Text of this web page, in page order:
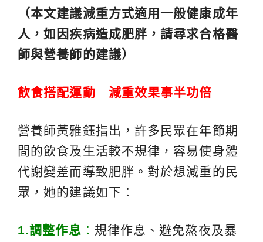
（本文建議減重方式適用一般健康成年
人，如因疾病造成肥胖，請尋求合格醫
師與營養師的建議）
飲食搭配運動 減重效果事半功倍
營養師黃雅鈺指出，許多民眾在年節期
間的飲食及生活較不規律，容易使身體
代謝變差而導致肥胖。對於想減重的民
眾，她的建議如下：
1.調整作息 ： 規律作息、避免熬夜及暴